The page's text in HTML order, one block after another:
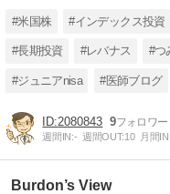
#米国株 #インデックス投資
#長期投資 #レバナス #つ
#ジュニアnisa #医師ブログ
2080843 9
週間IN:- 週間OUT:10 月間
Burdon’s View